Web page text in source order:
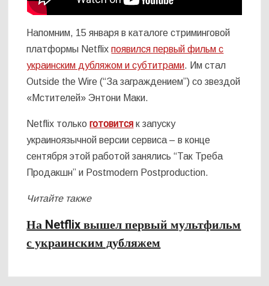
Напомним, 15 января в каталоге стриминговой
платформы Netflixпоявился первый фильм с
украинским дубляжом и субтитрами. Им стал
Outside the Wire (“За заграждением”) со звездой
«Мстителей» Энтони Маки.
Netflix толькоготовится к запуску
украиноязычной версии сервиса – в конце
сентября этой работой занялись “Так Треба
Продакшн” и Postmodern Postproduction.
Читайте также
На Netflix вышел первый мультфильм
с украинским дубляжем